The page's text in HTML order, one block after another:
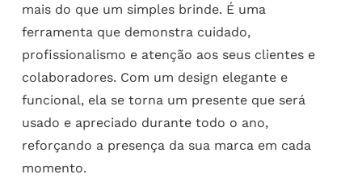
mais do que um simples brinde. É uma
ferramenta que demonstra cuidado,
profissionalismo e atenção aos seus clientes e
colaboradores. Com um design elegante e
funcional, ela se torna um presente que será
usado e apreciado durante todo o ano,
reforçando a presença da sua marca em cada
momento.